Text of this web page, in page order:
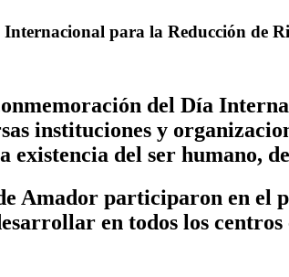
para la Reducción de
del Día
instituciones y
existencia del ser humano,
Amador participaron en
en todos los